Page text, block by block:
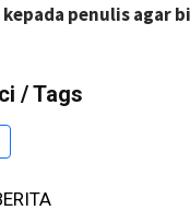
penulis agar
/ Tags